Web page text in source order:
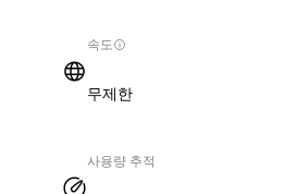
속도
무제한
사용량 추적